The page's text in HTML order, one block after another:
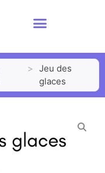
>
Jeu des
glaces